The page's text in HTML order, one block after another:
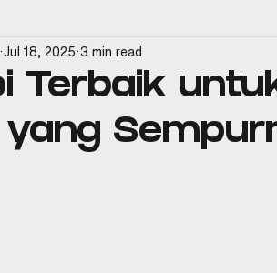
Terbaik
yang
Jul 18, 2025 3 min read